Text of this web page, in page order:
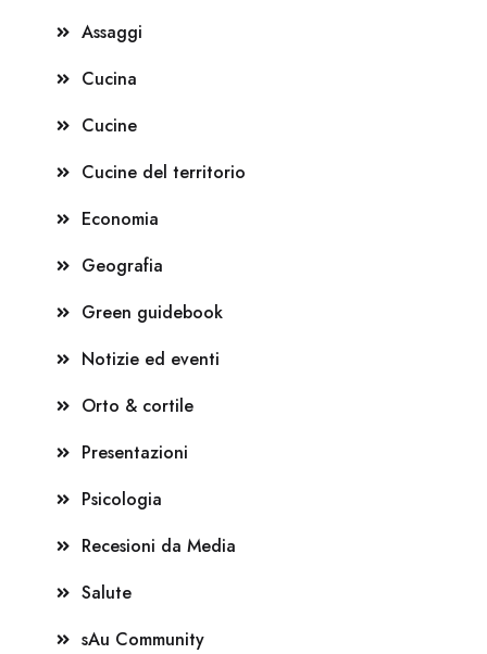
Assaggi
Cucina
Cucine
Cucine del territorio
Economia
Geografia
Green guidebook
Notizie ed eventi
Orto & cortile
Presentazioni
Psicologia
Recesioni da Media
Salute
sAu Community